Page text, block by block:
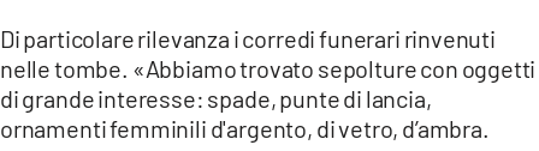
Di particolare rilevanza i corredi funerari rinvenuti
nelle tombe. «Abbiamo trovato sepolture con oggetti
di grande interesse: spade, punte di lancia,
ornamenti femminili d'argento, di vetro, d’ambra.